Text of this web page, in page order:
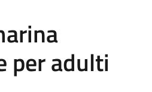
per adulti